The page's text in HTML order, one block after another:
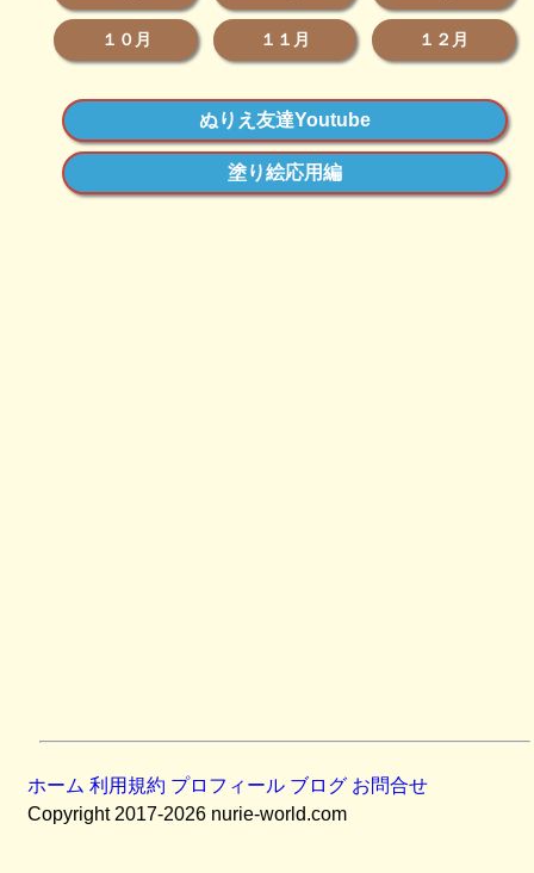
１０月 １１月 １２月
ぬりえ友達Youtube
塗り絵応用編
ホーム 利用規約 プロフィール ブログ お問合せ
Copyright 2017-2026 nurie-world.com